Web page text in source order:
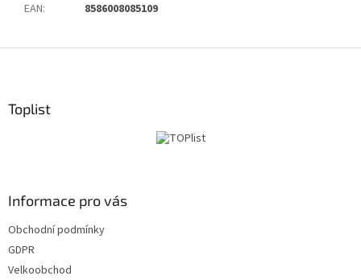
EAN: 8586008085109
pToplist
Informace pro vás
Obchodní podmínky
GDPR
Velkoobchod